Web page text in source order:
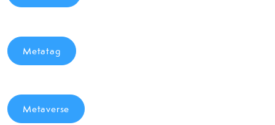
Metatag
Metaverse